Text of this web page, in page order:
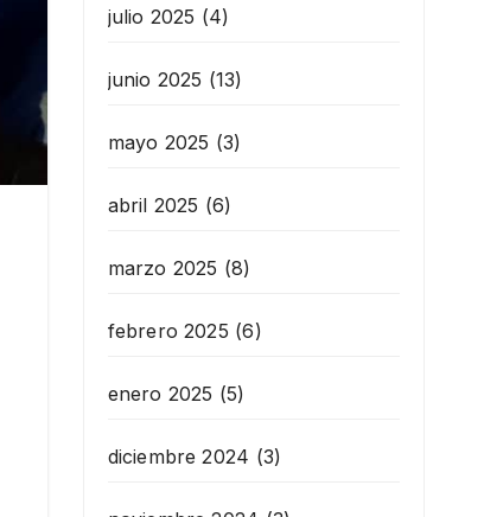
julio 2025 (4)
junio 2025 (13)
mayo 2025 (3)
abril 2025 (6)
marzo 2025 (8)
febrero 2025 (6)
enero 2025 (5)
diciembre 2024 (3)